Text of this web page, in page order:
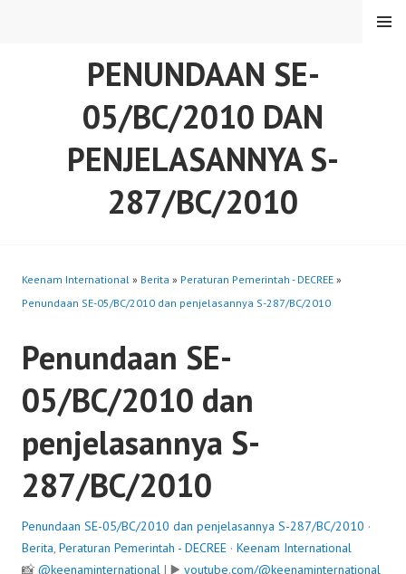
PENUNDAAN SE-
05/BC/2010 DAN
PENJELASANNYA S-
287/BC/2010
MENU
Keenam International » Berita » Peraturan Pemerintah - DECREE »
Penundaan SE-05/BC/2010 dan penjelasannya S-287/BC/2010
Penundaan SE-
05/BC/2010 dan
penjelasannya S-
287/BC/2010
Penundaan SE-05/BC/2010 dan penjelasannya S-287/BC/2010 ·
Berita, Peraturan Pemerintah - DECREE · Keenam International
📸 @keenaminternational | ▶️ youtube.com/@keenaminternational